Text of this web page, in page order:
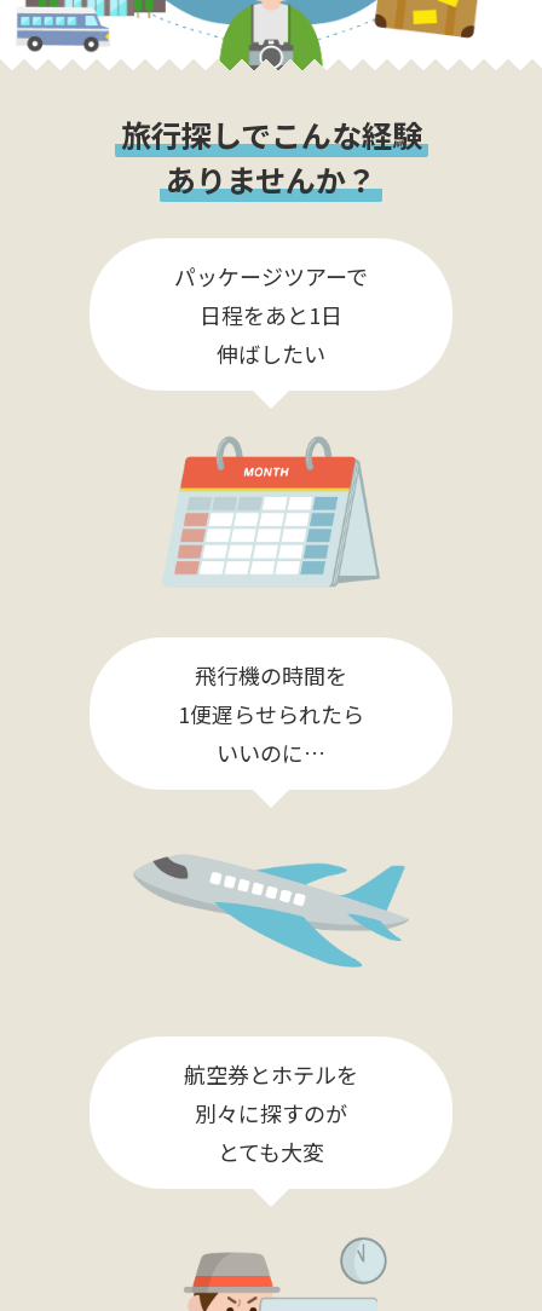
旅行探しでこんな経験
ありませんか？
パッケージツアーで
日程をあと1日
伸ばしたい
飛行機の時間を
1便遅らせられたら
いいのに…
航空券とホテルを
別々に探すのが
とても大変